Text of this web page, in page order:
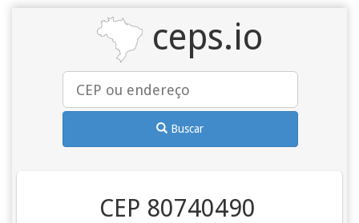
ceps.io
Buscar
CEP 80740490